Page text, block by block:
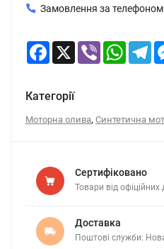
Замовлення за
Facebook
X Viber
Категорії
Моторна олива, Синтетична
Сертифіковано
Товари від офіційних
Доставка
Поштові служби: